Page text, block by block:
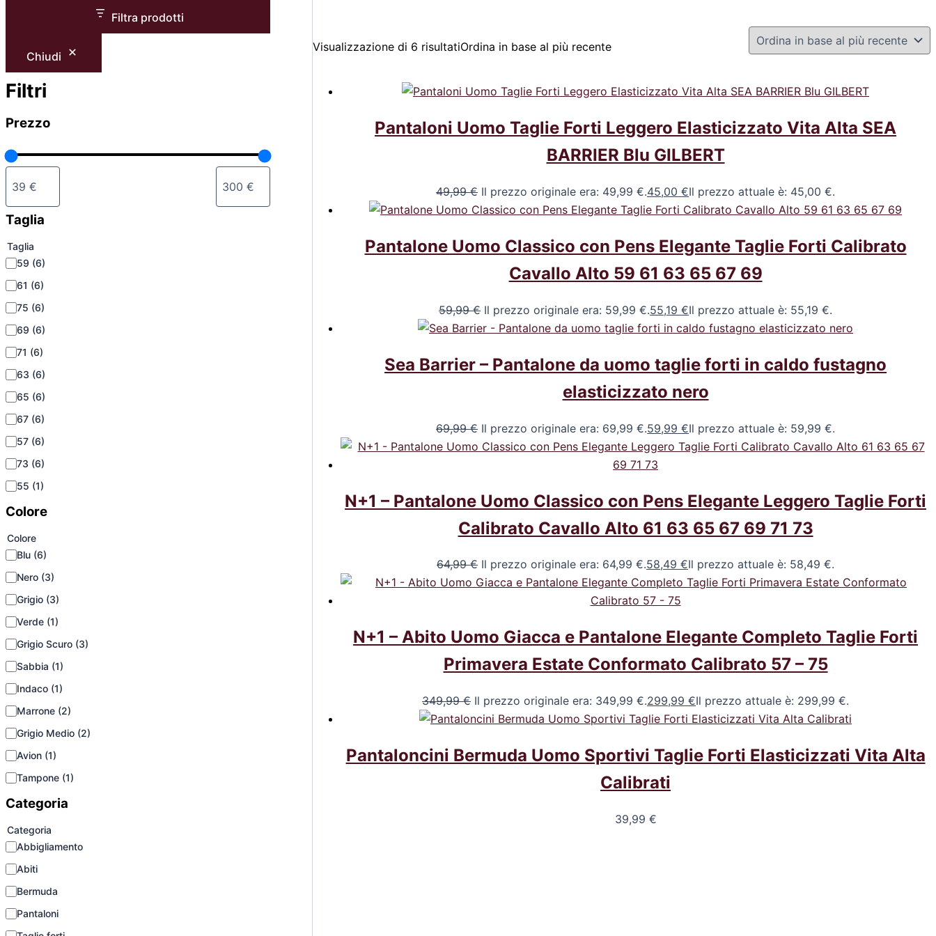
Filtra prodotti
Chiudi
Filtri
Prezzo
Taglia
Taglia
59 (6)
61 (6)
75 (6)
69 (6)
71 (6)
63 (6)
65 (6)
67 (6)
57 (6)
73 (6)
55 (1)
Colore
Colore
Blu (6)
Nero (3)
Grigio (3)
Verde (1)
Grigio Scuro (3)
Sabbia (1)
Indaco (1)
Marrone (2)
Grigio Medio (2)
Avion (1)
Tampone (1)
Categoria
Categoria
Abbigliamento
Abiti
Bermuda
Pantaloni
Visualizzazione di 6 risultatiOrdina in base al più recente
Pantaloni Uomo Taglie Forti Leggero Elasticizzato Vita Alta SEA
BARRIER Blu GILBERT
49,99€ Il prezzo originale era: 49,99 €.45,00€Il prezzo attuale è: 45,00 €.
Pantalone Uomo Classico con Pens Elegante Taglie Forti Calibrato
Cavallo Alto 59 61 63 65 67 69
59,99€ Il prezzo originale era: 59,99 €.55,19€Il prezzo attuale è: 55,19 €.
Sea Barrier – Pantalone da uomo taglie forti in caldo fustagno
elasticizzato nero
69,99€ Il prezzo originale era: 69,99 €.59,99€Il prezzo attuale è: 59,99 €.
N+1 – Pantalone Uomo Classico con Pens Elegante Leggero Taglie Forti
Calibrato Cavallo Alto 61 63 65 67 69 71 73
64,99€ Il prezzo originale era: 64,99 €.58,49€Il prezzo attuale è: 58,49 €.
N+1 – Abito Uomo Giacca e Pantalone Elegante Completo Taglie Forti
Primavera Estate Conformato Calibrato 57 – 75
349,99€ Il prezzo originale era: 349,99 €.299,99€Il prezzo attuale è: 299,99 €.
Pantaloncini Bermuda Uomo Sportivi Taglie Forti Elasticizzati Vita Alta
Calibrati
39,99 €